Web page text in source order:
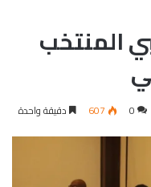
المنتخب
0
607 دقيقة واحدة